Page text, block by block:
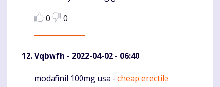
0
0
Vqbwfh - 2022-04-02 - 06:40
Komentaras
modafinil 100mg usa - cheap erectile